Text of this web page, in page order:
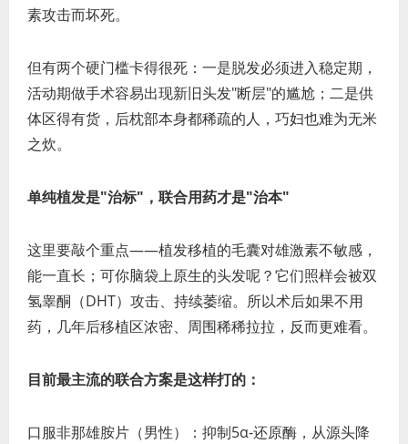
素攻击而坏死。
但有两个硬门槛卡得很死：一是脱发必须进入稳定期，
活动期做手术容易出现新旧头发"断层"的尴尬；二是供
体区得有货，后枕部本身都稀疏的人，巧妇也难为无米
之炊。
单纯植发是"治标"，联合用药才是"治本"
这里要敲个重点——植发移植的毛囊对雄激素不敏感，
能一直长；可你脑袋上原生的头发呢？它们照样会被双
氢睾酮（DHT）攻击、持续萎缩。所以术后如果不用
药，几年后移植区浓密、周围稀稀拉拉，反而更难看。
目前最主流的联合方案是这样打的：
口服非那雄胺片（男性）：抑制5α-还原酶，从源头降